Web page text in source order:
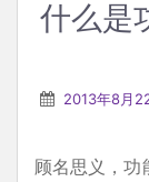
什么是
2013年8月
顾名思义，